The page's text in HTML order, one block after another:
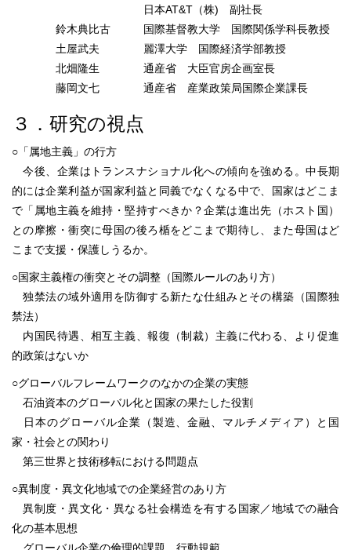
日本AT&T（株) 副社長
鈴木典比古 国際基督教大学 国際関係学科長教授
土屋武夫 麗澤大学 国際経済学部教授
北畑隆生 通産省 大臣官房企画室長
藤岡文七 通産省 産業政策局国際企業課長
３．研究の視点
○「属地主義」の行方
今後、企業はトランスナショナル化への傾向を強める。中長期
的には企業利益が国家利益と同義でなくなる中で、国家はどこま
で「属地主義を維持・堅持すべきか？企業は進出先（ホスト国）
との摩擦・衝突に母国の後ろ楯をどこまで期待し、また母国はど
こまで支援・保護しうるか。
○国家主義権の衝突とその調整（国際ルールのあり方）
独禁法の域外適用を防御する新たな仕組みとその構築（国際独
禁法）
内国民待遇、相互主義、報復（制裁）主義に代わる、より促進
的政策はないか
○グローバルフレームワークのなかの企業の実態
石油資本のグローバル化と国家の果たした役割
日本のグローバル企業（製造、金融、マルチメディア）と国
家・社会との関わり
第三世界と技術移転における問題点
○異制度・異文化地域での企業経営のあり方
異制度・異文化・異なる社会構造を有する国家／地域での融合
化の基本思想